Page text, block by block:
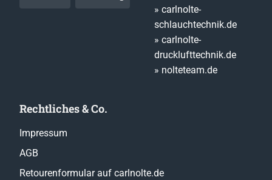
» carlnolte-
schlauchtechnik.de
» carlnolte-
drucklufttechnik.de
» nolteteam.de
Rechtliches & Co.
Impressum
AGB
Retourenformular auf carlnolte.de